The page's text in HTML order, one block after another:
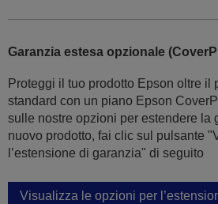
Garanzia estesa opzionale
Proteggi il tuo prodotto Epson oltre il
standard con un piano Epson
sulle nostre opzioni per estendere la
nuovo prodotto, fai clic sul pulsante
l’estensione di garanzia" di seguito
Visualizza le opzioni per